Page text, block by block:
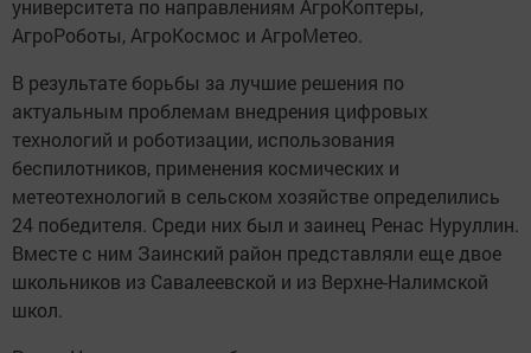
университета по направлениям АгроКоптеры,
АгроРоботы, АгроКосмос и АгроМетео.
В результате борьбы за лучшие решения по
актуальным проблемам внедрения цифровых
технологий и роботизации, использования
беспилотников, применения космических и
метеотехнологий в сельском хозяйстве определились
24 победителя. Среди них был и заинец Ренас Нуруллин.
Вместе с ним Заинский район представляли еще двое
школьников из Савалеевской и из Верхне-Налимской
школ.